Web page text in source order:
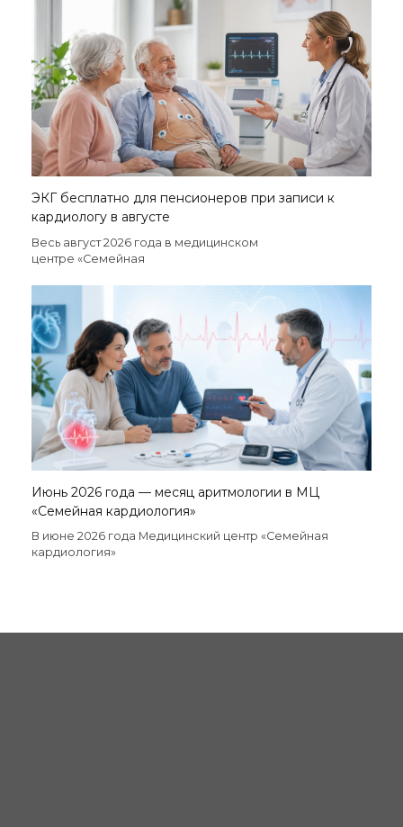
ЭКГ бесплатно для пенсионеров при записи к
кардиологу в августе
Весь август 2026 года в медицинском
центре «Семейная
Июнь 2026 года — месяц аритмологии в МЦ
«Семейная кардиология»
В июне 2026 года Медицинский центр «Семейная
кардиология»